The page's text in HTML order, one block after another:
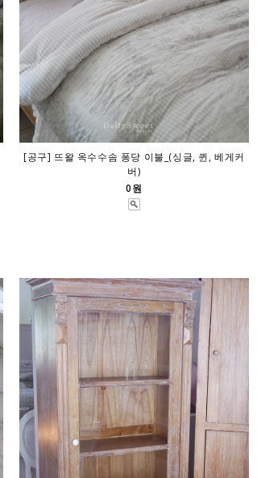
[공구] 뜨왈 옥수수솜 퐁당 이불_(싱글, 퀸, 베게커
버)
0원